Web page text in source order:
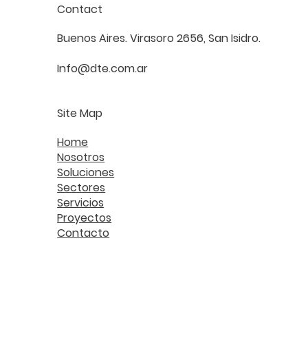
Contact
Buenos Aires. Virasoro 2656, San Isidro.
Info@dte.com.ar
Site Map
Home
Nosotros
Soluciones
Sectores
Servicios
Proyectos
Contacto